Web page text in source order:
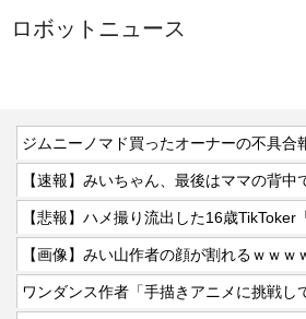
ロボットニュース
ジムニーノマド買ったオーナーの不具
【速報】みいちゃん、最後はママの背
【悲報】ハメ撮り流出した16歳
【画像】みい山作者の顔が割れるｗｗｗ
ワンダンス作者「手描きアニメに挑戦し